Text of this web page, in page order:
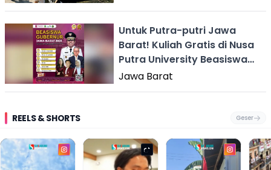
Untuk Putra-putri Jawa
Barat! Kuliah Gratis di Nusa
Putra University Beasiswa
Gubernur Jabar 2026
Jawa Barat
REELS & SHORTS Geser